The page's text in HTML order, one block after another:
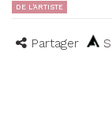
DE L'ARTISTE
Partager